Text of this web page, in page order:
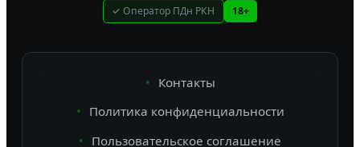
✓ Оператор ПДн РКН 18+
Контакты
Политика конфиденциальности
Пользовательское соглашение